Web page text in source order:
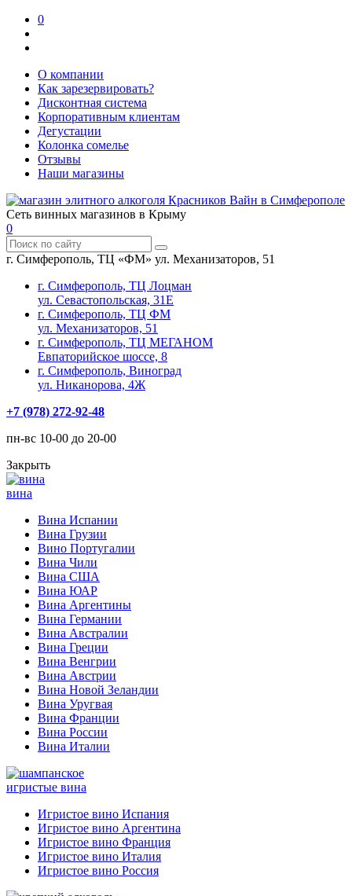
0
О компании
Как зарезервировать?
Дисконтная система
Корпоративным клиентам
Дегустации
Колонка сомелье
Отзывы
Наши магазины
Сеть винных магазинов в Крыму
0
г. Симферополь, ТЦ «ФМ» ул. Механизаторов, 51
г. Симферополь, ТЦ Лоцман
ул. Севастопольская, 31Е
г. Симферополь, ТЦ ФМ
ул. Механизаторов, 51
г. Симферополь, ТЦ МЕГАНОМ
Евпаторийское шоссе, 8
г. Симферополь, Виноград
ул. Никанорова, 4Ж
+7 (978) 272-92-48
пн-вс 10-00 до 20-00
Закрыть
вина
Вина Испании
Вина Грузии
Вино Португалии
Вина Чили
Вина США
Вина ЮАР
Вина Аргентины
Вина Германии
Вина Австралии
Вина Греции
Вина Венгрии
Вина Австрии
Вина Новой Зеландии
Вина Уругвая
Вина Франции
Вина России
Вина Италии
игристые вина
Игристое вино Испания
Игристое вино Аргентина
Игристое вино Франция
Игристое вино Италия
Игристое вино Россия